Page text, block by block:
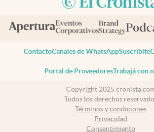
ContactoCanales de WhatsAppSuscribite
Portal de ProveedoresTrabajá con
Copyright 2025
Todos los derechos
Términos y condiciones
Privacidad
Consentimiento